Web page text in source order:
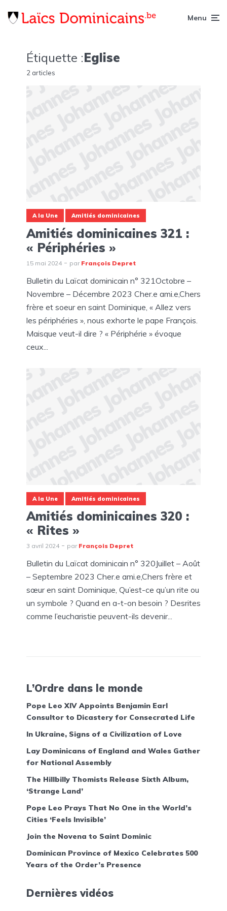
Menu
Étiquette :Eglise
2 articles
A la Une Amitiés dominicaines
Amitiés dominicaines 321 :
« Périphéries »
15 mai 2024 par François Depret
Bulletin du Laïcat dominicain n° 321Octobre –
Novembre – Décembre 2023 Cher.e ami.e,Chers
frère et soeur en saint Dominique, « Allez vers
les périphéries », nous exhorte le pape François.
Maisque veut-il dire ? « Périphérie » évoque
ceux...
A la Une Amitiés dominicaines
Amitiés dominicaines 320 :
« Rites »
3 avril 2024 par François Depret
Bulletin du Laïcat dominicain n° 320Juillet – Août
– Septembre 2023 Cher.e ami.e,Chers frère et
sœur en saint Dominique, Qu’est-ce qu’un rite ou
un symbole ? Quand en a-t-on besoin ? Desrites
comme l’eucharistie peuvent-ils devenir...
L’Ordre dans le monde
Pope Leo XIV Appoints Benjamin Earl
Consultor to Dicastery for Consecrated Life
In Ukraine, Signs of a Civilization of Love
Lay Dominicans of England and Wales Gather
for National Assembly
The Hillbilly Thomists Release Sixth Album,
‘Strange Land’
Pope Leo Prays That No One in the World’s
Cities ‘Feels Invisible’
Join the Novena to Saint Dominic
Dominican Province of Mexico Celebrates 500
Years of the Order’s Presence
Dernières vidéos